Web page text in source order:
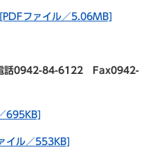
ファイル／5.06MB]
話0942-84-6122 Fax0942-
695KB]
イル／553KB]